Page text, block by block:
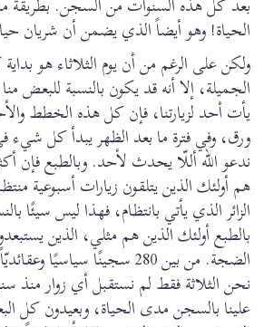
الحياة! وهو أيضاً الذي يضمن أن شريان
ولكن على الرغم من أن يوم الثلاثاء هو
الجميلة، إلا أنه قد يكون بالنسبة للبعض
يأت أحد لزيارتنا، فإن كل هذه الخطط
ورق، وفي فترة ما بعد الظهر يبدأ كل شيء
ندعو الله أللّا يحدث لأحد. وبالطبع فإن
هم أولئك الذين يتلقون زيارات أسبوعية
الزائر الذي يأتي بانتظام، فهذا ليس سيئًا
بالطبع أولئك الذين هم مثلي، الذين
الضجة. من بين 280 سجينًا
نحن الثلاثة فقط لم نستقبل أي زوار
علينا بالسجن مدى الحياة، وبعيدون كل